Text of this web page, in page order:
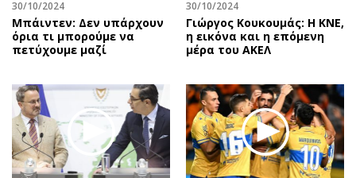
30/10/2024
Μπάιντεν: Δεν υπάρχουν
όρια τι μπορούμε να
πετύχουμε μαζί
30/10/2024
Γιώργος Κουκουμάς: Η ΚΝΕ,
η εικόνα και η επόμενη
μέρα του ΑΚΕΛ